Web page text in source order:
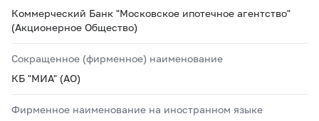
Коммерческий Банк "Московское ипотечное агентство"
(Акционерное Общество)
Сокращенное (фирменное) наименование
КБ "МИА" (АО)
Фирменное наименование на иностранном языке